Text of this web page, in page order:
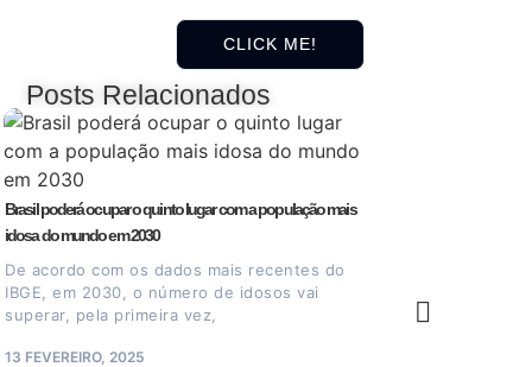
CLICK ME!
Posts Relacionados
Brasil poderá ocupar o quinto lugar com a população mais
idosa do mundo em 2030
De acordo com os dados mais recentes do
IBGE, em 2030, o número de idosos vai
superar, pela primeira vez,
13 FEVEREIRO, 2025